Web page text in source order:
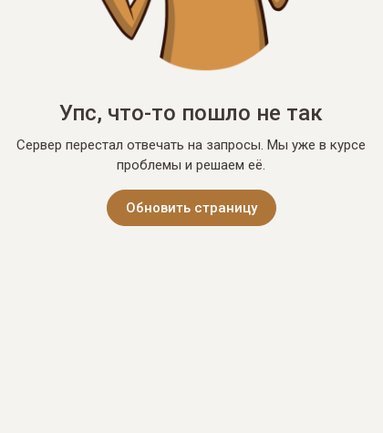
Упс, что-то пошло не так
Сервер перестал отвечать на запросы. Мы уже в курсе
проблемы и решаем её.
Обновить страницу